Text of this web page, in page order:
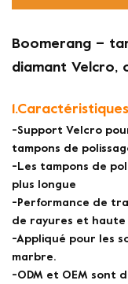
Boomerang –
diamant Velcro,
1.Caractéristiques
-Support Velcro
tampons de
-Les tampons de
plus longue
-Performance de
de rayures et
-Appliqué pour les
marbre.
-ODM et OEM sont